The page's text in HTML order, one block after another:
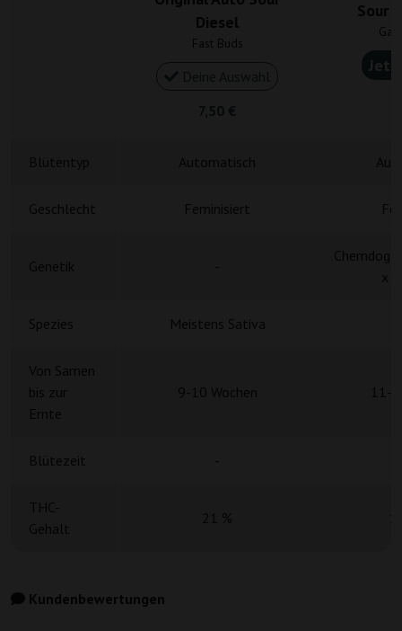
Diesel
Fast Buds
Sour
Geschlecht Feminisiert
Spezies Meistens Sativa
Blütezeit -
Kundenbewertungen